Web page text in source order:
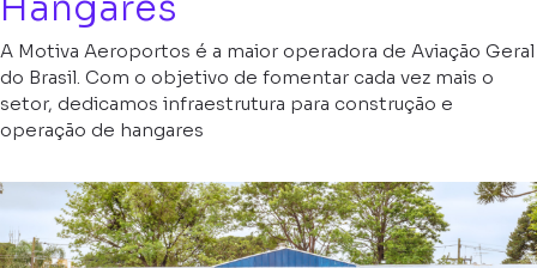
A Motiva Aeroportos é a maior operadora de Aviação Geral
do Brasil. Com o objetivo de fomentar cada vez mais o
setor, dedicamos infraestrutura para construção e
operação de hangares